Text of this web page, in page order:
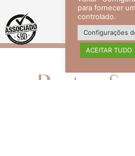
veja mais
Redes
para fornecer
controlado.
Configurações
ACEITAR TUDO